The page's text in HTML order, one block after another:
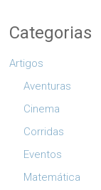
Categorias
Artigos
Aventuras
Cinema
Corridas
Eventos
Matemática